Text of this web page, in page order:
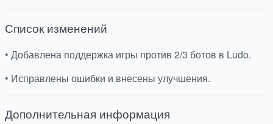
Список изменений
• Добавлена ​​поддержка игры против 2/3 ботов в Ludo.
• Исправлены ошибки и внесены улучшения.
Дополнительная информация